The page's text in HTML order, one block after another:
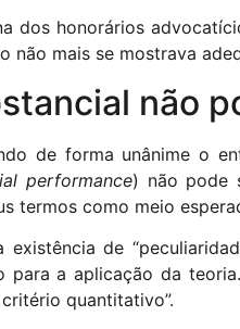
dos honorários
não mais se mostrava
não
de forma unânime o
performance) não pode
termos como meio
de
a aplicação da
quantitativo”.